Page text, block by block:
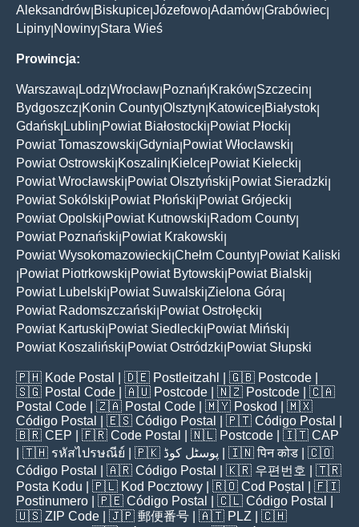
Aleksandrów Biskupice Józefowo Adamów Grabówiec
Lipiny Nowiny Stara Wieś
Prowincja:
Warszawa Lodz Wrocław Poznań Kraków Szczecin
Bydgoszcz Konin County Olsztyn Katowice Białystok
Gdańsk Lublin Powiat Białostocki Powiat Płocki
Powiat Tomaszowski Gdynia Powiat Włocławski
Powiat Ostrowski Koszalin Kielce Powiat Kielecki
Powiat Wrocławski Powiat Olsztyński Powiat Sieradzki
Powiat Sokólski Powiat Płoński Powiat Grójecki
Powiat Opolski Powiat Kutnowski Radom County
Powiat Poznański Powiat Krakowski
Powiat Wysokomazowiecki Chełm County Powiat Kaliski
Powiat Piotrkowski Powiat Bytowski Powiat Bialski
Powiat Lubelski Powiat Suwalski Zielona Góra
Powiat Radomszczański Powiat Ostrołęcki
Powiat Kartuski Powiat Siedlecki Powiat Miński
Powiat Koszaliński Powiat Ostródzki Powiat Słupski
🇵🇭 Kode Postal | 🇩🇪 Postleitzahl | 🇬🇧 Postcode
🇸🇬 Postal Code | 🇦🇺 Postcode | 🇳🇿 Postcode | 🇨🇦
Postal Code | 🇿🇦 Postal Code | 🇲🇾 Poskod
| 🇲🇽
Código Postal
| 🇪🇸 Código Postal | 🇵🇹 Código Postal
🇧🇷 CEP | 🇫🇷 Code Postal | 🇳🇱 Postcode | 🇮🇹 CAP
| 🇹🇭 รหัสไปรษณีย์ | 🇵🇰 پوسٹل کوڈ | 🇮🇳पिन कोड | 🇨🇴
Código Postal
| 🇦🇷 Código Postal | 🇰🇷 우편번호
| 🇹🇷
Posta Kodu | 🇵🇱 Kod Pocztowy | 🇷🇴 Cod Poștal
| 🇫🇮
Postinumero | 🇵🇪 Código Postal | 🇨🇱 Código Postal
🇺🇸 ZIP Code | 🇯🇵 郵便番号 | 🇦🇹 PLZ | 🇨🇭